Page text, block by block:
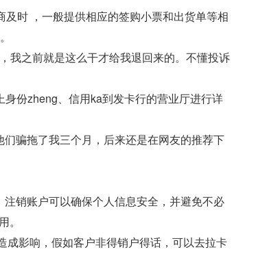
时 ，一般提供相应的签购小票和出货单等相
我之前就是这么干才给我退回来的。不懂投诉
份zheng、信用ka到发卡行的营业厅进行详
骗拖了我三个月，后来还是在网友的推荐下
销账户可以确保个人信息安全，并避免不必
影响，假如客户非得销户得话，可以去拉卡